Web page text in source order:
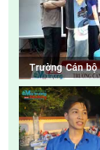
Trường Cán
cháy, cứu nạn